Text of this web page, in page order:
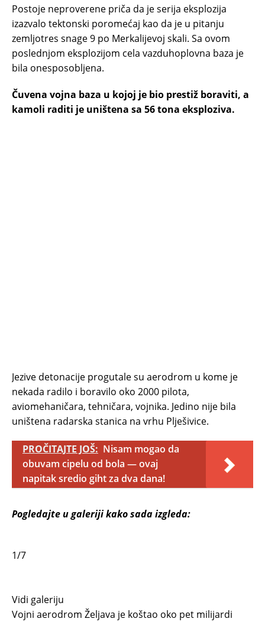
Postoje neproverene priča da je serija eksplozija
izazvalo tektonski poromećaj kao da je u pitanju
zemljotres snage 9 po Merkalijevoj skali. Sa ovom
poslednjom eksplozijom cela vazduhoplovna baza je
bila onesposobljena.
Čuvena vojna baza u kojoj je bio prestiž boraviti, a
kamoli raditi je uništena sa 56 tona eksploziva.
Jezive detonacije progutale su aerodrom u kome je
nekada radilo i boravilo oko 2000 pilota,
aviomehaničara, tehničara, vojnika. Jedino nije bila
uništena radarska stanica na vrhu Plješivice.
PROČITAJTE JOŠ: Nisam mogao da
obuvam cipelu od bola — ovaj
napitak sredio giht za dva dana!
Pogledajte u galeriji kako sada izgleda:
1/7
Vidi galeriju
Vojni aerodrom Željava je koštao oko pet milijardi